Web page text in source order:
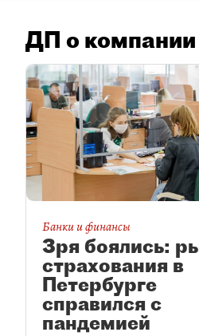
ДП о компании
Банки и финансы
Зря боялись:
страхования в
Петербурге
справился с
пандемией